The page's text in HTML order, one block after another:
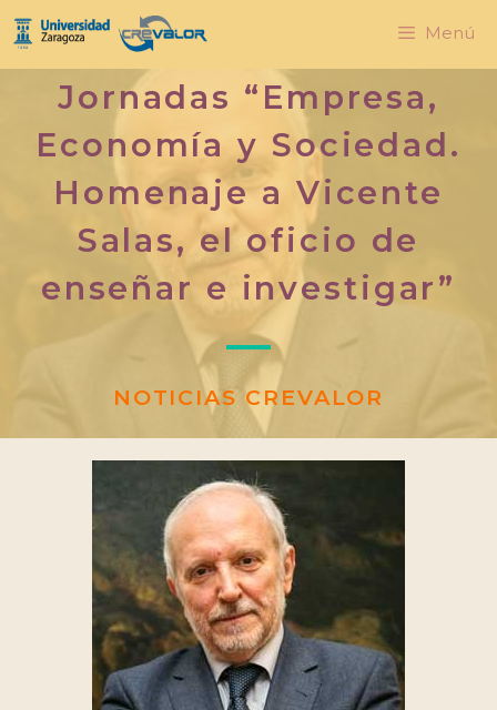
Menú
Jornadas “Empresa,
Economía y Sociedad.
Homenaje a Vicente
Salas, el oficio de
enseñar e investigar”
NOTICIAS CREVALOR